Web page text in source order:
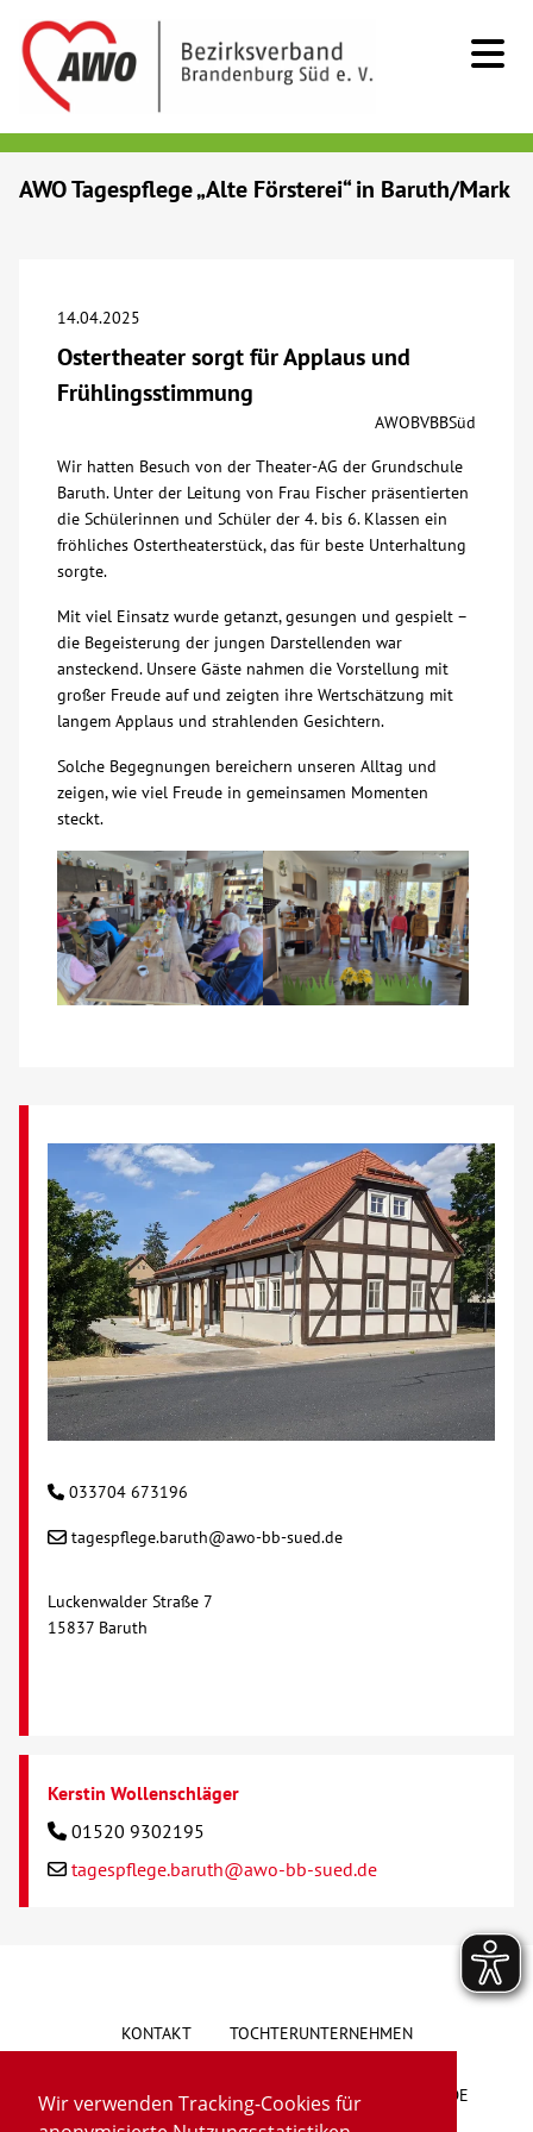
Wir verwenden Tracking-Cookies für
Beratung & Hilfe
Bildung
Über uns
Veranstaltungen
Spenden
Mitmachen
Karriere
Ausbildung
Glossar
AWO BB Süd
AWO Tagespflege „Alte Försterei“ in Baruth/Mark
14.04.2025
Ostertheater sorgt für Applaus und
Frühlingsstimmung
AWOBVBBSüd
Wir hatten Besuch von der Theater-AG der Grundschule
Baruth. Unter der Leitung von Frau Fischer präsentierten
die Schülerinnen und Schüler der 4. bis 6. Klassen ein
fröhliches Ostertheaterstück, das für beste Unterhaltung
sorgte.
Mit viel Einsatz wurde getanzt, gesungen und gespielt –
die Begeisterung der jungen Darstellenden war
ansteckend. Unsere Gäste nahmen die Vorstellung mit
großer Freude auf und zeigten ihre Wertschätzung mit
langem Applaus und strahlenden Gesichtern.
Solche Begegnungen bereichern unseren Alltag und
zeigen, wie viel Freude in gemeinsamen Momenten
steckt.
033704 673196
tagespflege.baruth@awo-bb-sued.de
Luckenwalder Straße 7
15837 Baruth
Kerstin Wollenschläger
01520 9302195
tagespflege.baruth@awo-bb-sued.de
KONTAKT TOCHTERUNTERNEHMEN
HINWEISGEBERSYSTEM VORSCHLAG/BESCHWERDE